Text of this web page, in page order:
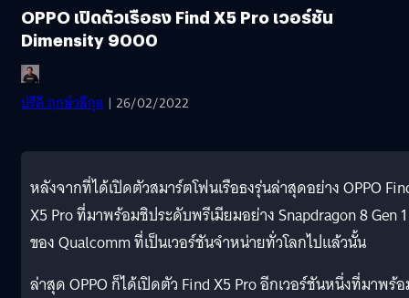
OPPO เปิดตัวเรือธง Find X5 Pro เวอร์ชัน
Dimensity 9000
ปรีดี ฤกษ์วลีกุล | 26/02/2022
หลังจากที่ได้เปิดตัวสมาร์ตโฟนเรือธงรุ่นล่าสุดอย่าง OPPO
X5 Pro ที่มาพร้อมชิประดับพรีเมียมอย่าง Snapdragon 8 Gen 1
ของ Qualcomm ที่เป็นเวอร์ชันจำหน่ายทั่วโลกไปแล้วนั้น
ล่าสุด OPPO ก็ได้เปิดตัว Find X5 Pro อีกเวอร์ชันหนึ่งที่มาพร้